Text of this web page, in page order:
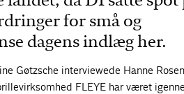
for små og
dagens indlæg her.
Gøtzsche interviewede Hanne
FLEYE har været